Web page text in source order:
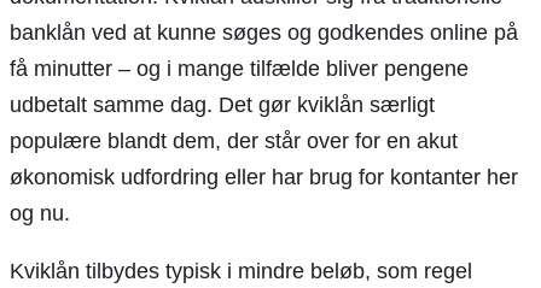
banklån ved at kunne søges og godkendes online på
få minutter – og i mange tilfælde bliver pengene
udbetalt samme dag. Det gør kviklån særligt
populære blandt dem, der står over for en akut
økonomisk udfordring eller har brug for kontanter her
og nu.
Kviklån tilbydes typisk i mindre beløb, som regel